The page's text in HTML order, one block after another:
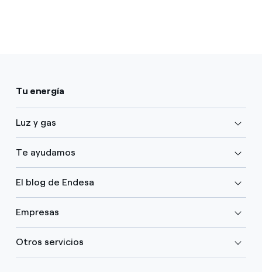
Tu energía
Luz y gas
Te ayudamos
El blog de Endesa
Empresas
Otros servicios